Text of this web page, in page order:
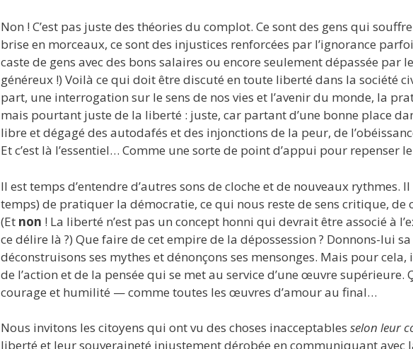
Non ! C’est pas juste des théories du complot. Ce sont des gens qui
brise en morceaux, ce sont des injustices renforcées par l’ignorance
caste de gens avec des bons salaires ou encore seulement dépassée par
généreux !) Voilà ce qui doit être discuté en toute liberté dans la société
part, une interrogation sur le sens de nos vies et l’avenir du monde, la
mais pourtant juste de la liberté : juste, car partant d’une bonne place
libre et dégagé des autodafés et des injonctions de la peur, de
Et c’est là l’essentiel… Comme une sorte de point d’appui pour repenser
Il est temps d’entendre d’autres sons de cloche et de nouveaux rythmes.
temps) de pratiquer la démocratie, ce qui nous reste de sens critique, de
(Et non ! La liberté n’est pas un concept honni qui devrait être associé à
ce délire là ?) Que faire de cet empire de la dépossession ? Donnons-lui
déconstruisons ses mythes et dénonçons ses mensonges. Mais pour
de l’action et de la pensée qui se met au service d’une œuvre supérieure.
courage et humilité — comme toutes les œuvres d’amour au final…
Nous invitons les citoyens qui ont vu des choses inacceptables selon leur
liberté et leur souveraineté injustement dérobée en communiquant avec